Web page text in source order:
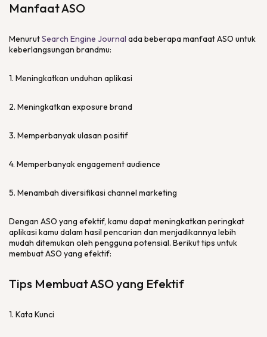
Manfaat ASO
MenurutSearch Engine Journal ada beberapa manfaat ASO untuk
keberlangsungan brandmu:
1. Meningkatkan unduhan aplikasi
2. Meningkatkan exposure brand
3. Memperbanyak ulasan positif
4. Memperbanyak engagement audience
5. Menambah diversifikasi channel marketing
Dengan ASO yang efektif, kamu dapat meningkatkan peringkat
aplikasi kamu dalam hasil pencarian dan menjadikannya lebih
mudah ditemukan oleh pengguna potensial. Berikut tips untuk
membuat ASO yang efektif:
Tips Membuat ASO yang Efektif
1. Kata Kunci